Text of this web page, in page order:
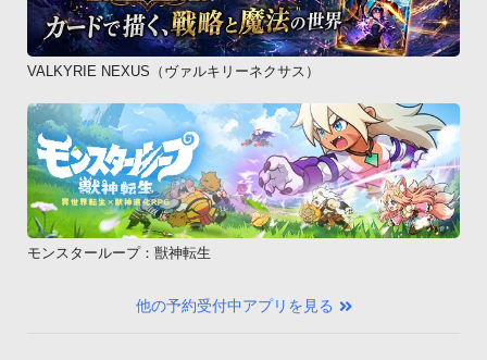
VALKYRIE NEXUS（ヴァルキリーネクサス）
モンスターループ：獣神転生
他の予約受付中アプリを見る